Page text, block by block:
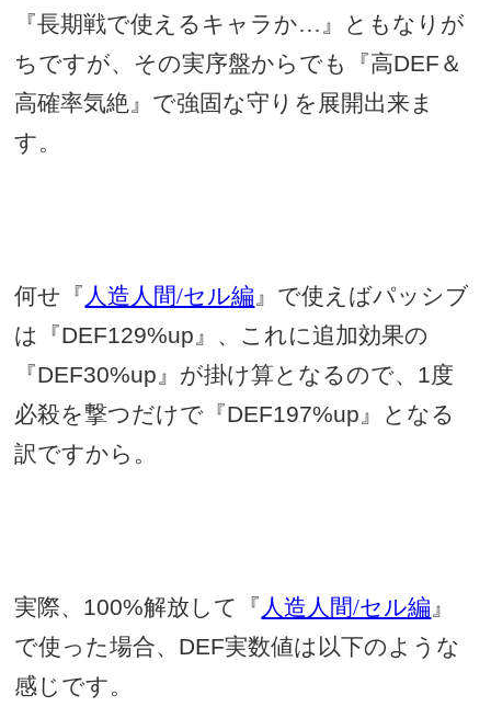
『長期戦で使えるキャラか…』ともなりが
ちですが、その実序盤からでも『高DEF ＆
高確率気絶』で強固な守りを展開出来ま
す。
何せ『 人造人間/セル編』で使えばパッシブ
は『DEF129%up』、これに追加効果の
『DEF30%up』が掛け算となるので、 1度
必殺を撃つだけで『DEF197%up』となる
訳ですから。
実際、 100%解放して『 人造人間/セル編』
で使った場合、 DEF実数値は以下のような
感じです。